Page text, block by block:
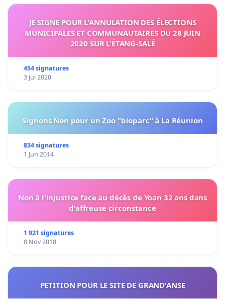
JE SIGNE POUR L'ANNULATION DES ÉLECTIONS
MUNICIPALES ET COMMUNAUTAIRES DU 28 JUIN
2020 SUR L'ÉTANG-SALÉ
454 signatures
3 Jul 2020
Signons Non pour un Zoo "bioparc" à La Réunion
834 signatures
1 Jun 2014
Non à l'injustice face au décès de Yoan 32 ans dans
d'affreuse circonstance
1 921 signatures
8 Nov 2018
PETITION POUR LE SITE DE GRAND'ANSE